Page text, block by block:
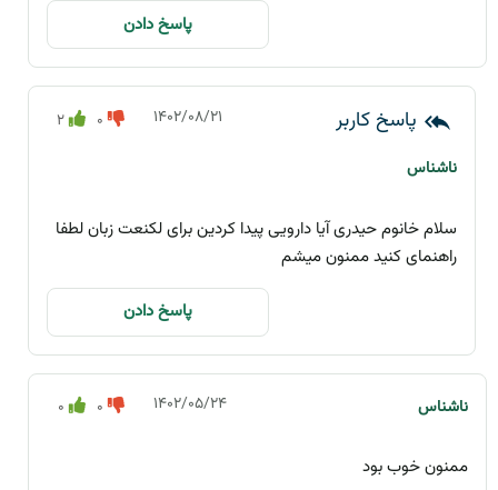
پاسخ دادن
۱۴۰۲/۰۸/۲۱
ناشناس
۲ 0
سلام خانوم حیدری آیا دارویی پیدا کردین برای لکنعت زبان لطفا
راهنمای کنید ممنون میشم
پاسخ دادن
۱۴۰۲/۰۵/۲۴ ناشناس 0 0
ممنون خوب بود